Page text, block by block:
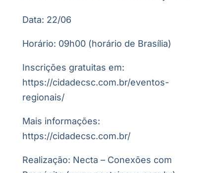
Data: 22/06
Horário: 09h00 (horário de Brasília)
Inscrições gratuitas em:
https://cidadecsc.com.br/eventos-
regionais/
Mais informações:
https://cidadecsc.com.br/
Realização: Necta – Conexões com